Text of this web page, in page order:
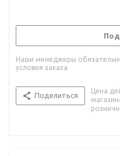
Под
Наши менеджеры
условия заказа
Поделиться
Цена